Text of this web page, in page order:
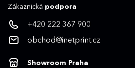
Zákaznická podpora
+420 222 367 900
obchod@inetprint.cz
Showroom Praha